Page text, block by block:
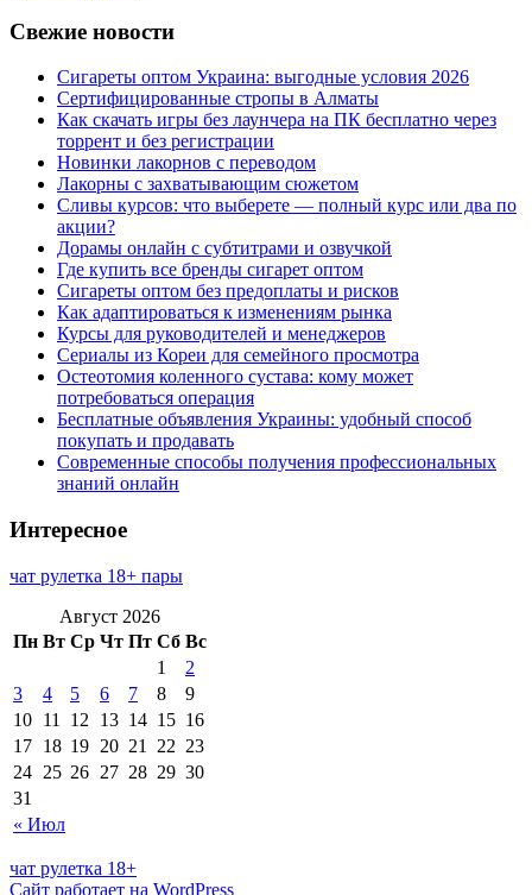
Свежие новости
Сигареты оптом Украина: выгодные условия 2026
Сертифицированные стропы в Алматы
Как скачать игры без лаунчера на ПК бесплатно через
торрент и без регистрации
Новинки лакорнов с переводом
Лакорны с захватывающим сюжетом
Сливы курсов: что выберете — полный курс или два по
акции?
Дорамы онлайн с субтитрами и озвучкой
Где купить все бренды сигарет оптом
Сигареты оптом без предоплаты и рисков
Как адаптироваться к изменениям рынка
Курсы для руководителей и менеджеров
Сериалы из Кореи для семейного просмотра
Остеотомия коленного сустава: кому может
потребоваться операция
Бесплатные объявления Украины: удобный способ
покупать и продавать
Современные способы получения профессиональных
знаний онлайн
Интересное
чат рулетка 18+ пары
Август 2026
Пн Вт Ср Чт Пт Сб Вс
« Июл
1
2
3
4 5 6 7 8
9
10 11 12 13 14 15 16
17 18 19 20 21 22 23
24 25 26 27 28 29 30
31
чат рулетка 18+
Сайт работает на WordPress